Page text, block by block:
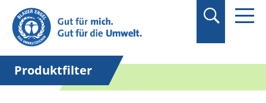
Suchbegriff in
Anführungszeichen
setzen.
Produktfilter